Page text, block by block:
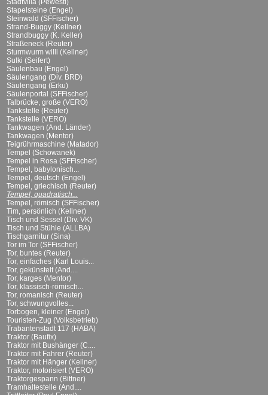
Stadtvilla (Pewesti)
Stapelsteine (Engel)
Steinwald (SFFischer)
Strand-Buggy (Kellner)
Strandbuggy (K. Keller)
Straßeneck (Reuter)
Sturmwurm willi (Kellner)
Sulki (Seifert)
Säulenbau (Engel)
Säulengang (Div. BRD)
Säulengang (Erku)
Säulenportal (SFFischer)
Talbrücke, große (VERO)
Tankstelle (Reuter)
Tankstelle (VERO)
Tankwagen (And. Länder)
Tankwagen (Mentor)
Teigrührmaschine (Matador)
Tempel (Schowanek)
Tempel in Rosa (SFFischer)
Tempel, babylonisch...
Tempel, deutsch (Engel)
Tempel, griechisch (Reuter)
Tempel, quadratisch...
Tempel, römisch (SFFischer)
Tim, persönlich (Kellner)
Tisch und Sessel (Div. VK)
Tisch und Stühle (ALLBA)
Tischgarnitur (Sina)
Tor im Tor (SFFischer)
Tor, buntes (Reuter)
Tor, einfaches (Karl Louis...
Tor, gekünstelt (And....
Tor, karges (Mentor)
Tor, klassisch-römisch...
Tor, romanisch (Reuter)
Tor, schwungvolles...
Torbogen, kleiner (Engel)
Touristen-Zug (Volksbetrieb)
Trabantenstadt 117 (HABA)
Traktor (Baufix)
Traktor mit Bushänger (C....
Traktor mit Fahrer (Reuter)
Traktor mit Hänger (Kellner)
Traktor, motorisiert (VERO)
Traktorgespann (Bittner)
Tramhaltestelle (And....